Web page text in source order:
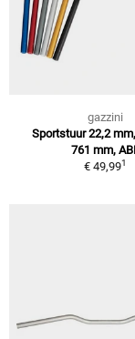
gazzini
Sportstuur 22,2
761 mm,
€ 49,991